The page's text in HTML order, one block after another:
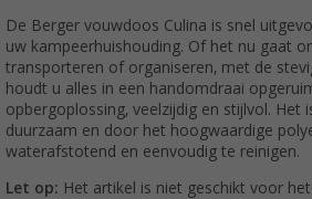
De Berger vouwdoos Culina is snel
uw kampeerhuishouding. Of het nu gaat
transporteren of organiseren, met de
houdt u alles in een handomdraai
opbergoplossing, veelzijdig en stijlvol. Het
duurzaam en door het hoogwaardige
waterafstotend en eenvoudig te reinigen.
Let op: Het artikel is niet geschikt voor